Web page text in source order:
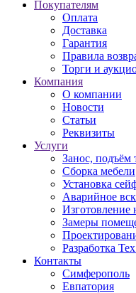
Покупателям
Оплата
Доставка
Гарантия
Правила
Торги и
Компания
О компании
Новости
Статьи
Реквизиты
Услуги
Занос, подъём
Сборка мебели
Установка
Аварийное
Изготовление
Замеры
Разработка
Контакты
Симферополь
Евпатория